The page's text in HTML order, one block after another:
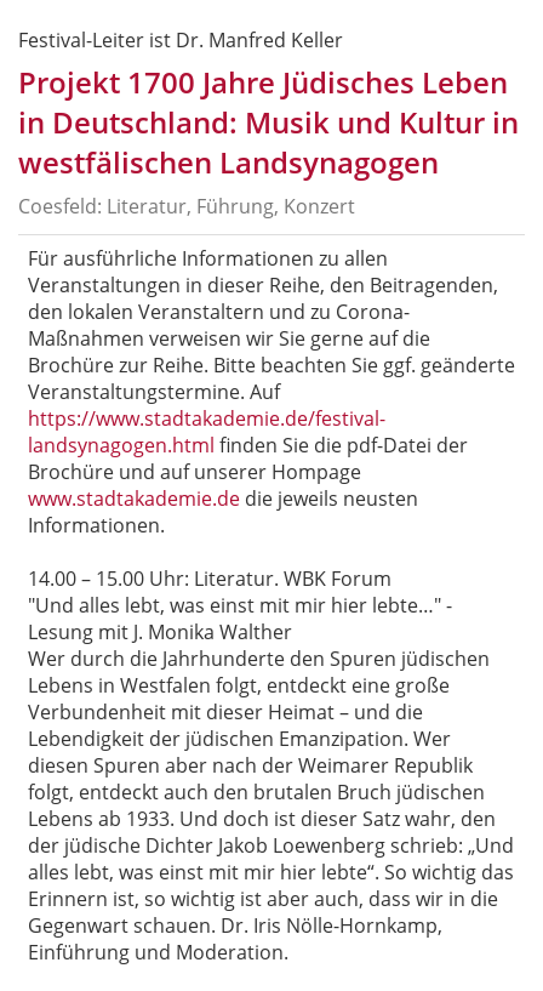
Festival-Leiter ist Dr. Manfred Keller
Projekt 1700 Jahre Jüdisches Leben
in Deutschland: Musik und Kultur in
westfälischen Landsynagogen
Coesfeld: Literatur, Führung, Konzert
Für ausführliche Informationen zu allen
Veranstaltungen in dieser Reihe, den Beitragenden,
den lokalen Veranstaltern und zu Corona-
Maßnahmen verweisen wir Sie gerne auf die
Brochüre zur Reihe. Bitte beachten Sie ggf. geänderte
Veranstaltungstermine. Auf
https://www.stadtakademie.de/festival-
landsynagogen.html finden Sie die pdf-Datei der
Brochüre und auf unserer Hompage
www.stadtakademie.de die jeweils neusten
Informationen.
14.00 – 15.00 Uhr: Literatur. WBK Forum
"Und alles lebt, was einst mit mir hier lebte…" -
Lesung mit J. Monika Walther
Wer durch die Jahrhunderte den Spuren jüdischen
Lebens in Westfalen folgt, entdeckt eine große
Verbundenheit mit dieser Heimat – und die
Lebendigkeit der jüdischen Emanzipation. Wer
diesen Spuren aber nach der Weimarer Republik
folgt, entdeckt auch den brutalen Bruch jüdischen
Lebens ab 1933. Und doch ist dieser Satz wahr, den
der jüdische Dichter Jakob Loewenberg schrieb: „Und
alles lebt, was einst mit mir hier lebte“. So wichtig das
Erinnern ist, so wichtig ist aber auch, dass wir in die
Gegenwart schauen. Dr. Iris Nölle-Hornkamp,
Einführung und Moderation.